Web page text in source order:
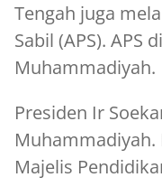
Tengah juga
Sabil (APS). APS
Muhammadiyah.
Presiden Ir
Majelis